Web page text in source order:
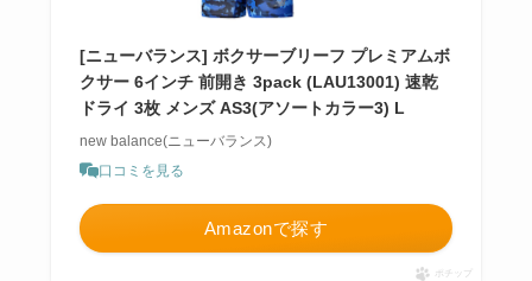
[ニューバランス] ボクサーブリーフ プレミアムボ
クサー 6インチ 前開き 3pack (LAU13001) 速乾
ドライ 3枚 メンズ AS3(アソートカラー3) L
new balance(ニューバランス)
口コミを見る
Amazonで探す
ポチップ